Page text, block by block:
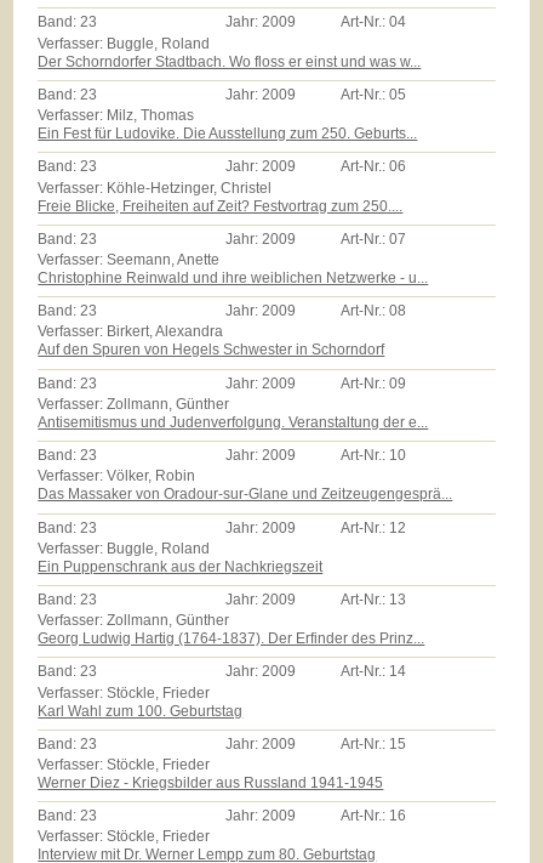
Band:23 Jahr:2009 Art-Nr.:04
Verfasser: Buggle, Roland
Der Schorndorfer Stadtbach. Wo floss er einst und was w...
Band:23 Jahr:2009 Art-Nr.:05
Verfasser: Milz, Thomas
Ein Fest für Ludovike. Die Ausstellung zum 250. Geburts...
Band:23 Jahr:2009 Art-Nr.:06
Verfasser: Köhle-Hetzinger, Christel
Freie Blicke, Freiheiten auf Zeit? Festvortrag zum 250....
Band: 23 Jahr: 2009 Art-Nr.:07
Verfasser: Seemann, Anette
Christophine Reinwald und ihre weiblichen Netzwerke - u...
Band:23 Jahr:2009 Art-Nr.:08
Verfasser: Birkert, Alexandra
Auf den Spuren von Hegels Schwester in Schorndorf
Band: 23 Jahr: 2009 Art-Nr.:09
Verfasser: Zollmann, Günther
Antisemitismus und Judenverfolgung. Veranstaltung der e...
Band:23 Jahr:2009 Art-Nr.: 10
Verfasser: Völker, Robin
Das Massaker von Oradour-sur-Glane und Zeitzeugengesprä...
Band: 23 Jahr: 2009 Art-Nr.: 12
Verfasser: Buggle, Roland
Ein Puppenschrank aus der Nachkriegszeit
Band:23 Jahr:2009 Art-Nr.: 13
Verfasser: Zollmann, Günther
Georg Ludwig Hartig (1764-1837). Der Erfinder des Prinz...
Band:23 Jahr:2009 Art-Nr.: 14
Verfasser: Stöckle, Frieder
Karl Wahl zum 100. Geburtstag
Band:23 Jahr:2009 Art-Nr.: 15
Verfasser: Stöckle, Frieder
Werner Diez - Kriegsbilder aus Russland 1941-1945
Band:23 Jahr:2009 Art-Nr.: 16
Verfasser: Stöckle, Frieder
Interview mit Dr. Werner Lempp zum 80. Geburtstag